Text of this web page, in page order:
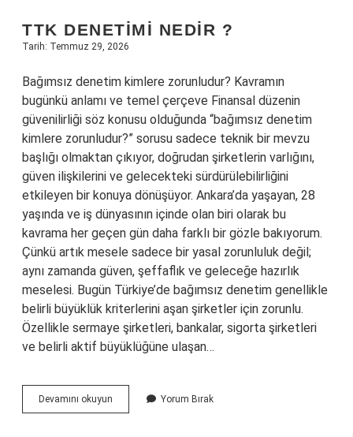
TTK DENETIMI NEDIR ?
Tarih: Temmuz 29, 2026
Bağımsız denetim kimlere zorunludur? Kavramın
bugünkü anlamı ve temel çerçeve Finansal düzenin
güvenilirliği söz konusu olduğunda “bağımsız denetim
kimlere zorunludur?” sorusu sadece teknik bir mevzu
başlığı olmaktan çıkıyor, doğrudan şirketlerin varlığını,
güven ilişkilerini ve gelecekteki sürdürülebilirliğini
etkileyen bir konuya dönüşüyor. Ankara’da yaşayan, 28
yaşında ve iş dünyasının içinde olan biri olarak bu
kavrama her geçen gün daha farklı bir gözle bakıyorum.
Çünkü artık mesele sadece bir yasal zorunluluk değil;
aynı zamanda güven, şeffaflık ve geleceğe hazırlık
meselesi. Bugün Türkiye’de bağımsız denetim genellikle
belirli büyüklük kriterlerini aşan şirketler için zorunlu.
Özellikle sermaye şirketleri, bankalar, sigorta şirketleri
ve belirli aktif büyüklüğüne ulaşan…
Devamını okuyun
denetimi
Yorum Bırak